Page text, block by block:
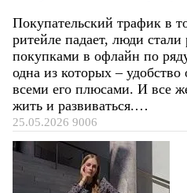
Покупательский трафик в
ритейле падает, люди стали
покупками в офлайн по
одна из которых –
всеми его плюсами. И все
жить и развиваться.…
25.05.2026 9006